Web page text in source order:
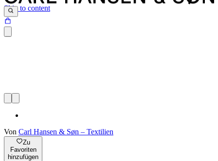
Skip to content
Von Carl Hansen & Søn – Textilien
Zu
Favoriten
hinzufügen